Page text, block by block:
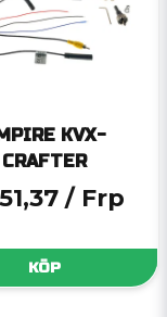
KVX-
CRAFTER
/ Frp
KÖP